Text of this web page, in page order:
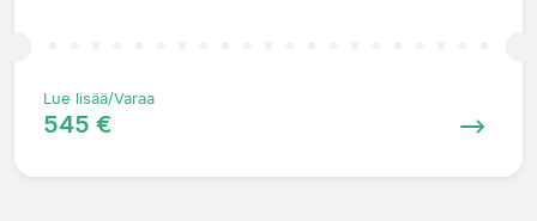
Lue lisää/Varaa
545 €